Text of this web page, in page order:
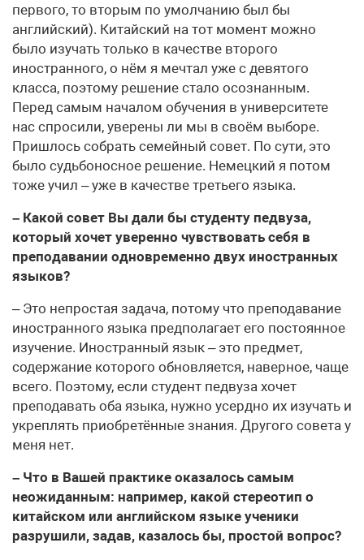
первого, то вторым по умолчанию был бы
английский). Китайский на тот момент можно
было изучать только в качестве второго
иностранного, о нём я мечтал уже с девятого
класса, поэтому решение стало осознанным.
Перед самым началом обучения в университете
нас спросили, уверены ли мы в своём выборе.
Пришлось собрать семейный совет. По сути, это
было судьбоносное решение. Немецкий я потом
тоже учил – уже в качестве третьего языка.
– Какой совет Вы дали бы студенту педвуза,
который хочет уверенно чувствовать себя в
преподавании одновременно двух иностранных
языков?
– Это непростая задача, потому что преподавание
иностранного языка предполагает его постоянное
изучение. Иностранный язык – это предмет,
содержание которого обновляется, наверное, чаще
всего. Поэтому, если студент педвуза хочет
преподавать оба языка, нужно усердно их изучать и
укреплять приобретённые знания. Другого совета у
меня нет.
– Что в Вашей практике оказалось самым
неожиданным: например, какой стереотип о
китайском или английском языке ученики
разрушили, задав, казалось бы, простой вопрос?